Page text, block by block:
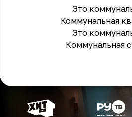
Это
Коммунальная
Это
Коммунальная